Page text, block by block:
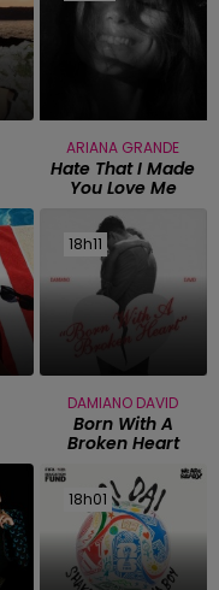
ARIANA GRANDE
Hate That I Made
You Love Me
18h11
18h11
DAMIANO DAVID
Born With A
Broken Heart
18h01
18h01